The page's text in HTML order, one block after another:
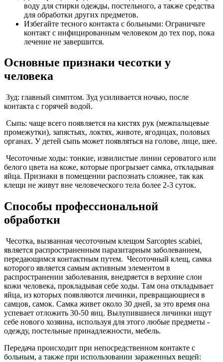
воду для стирки одежды, постельного, а также средства
для обработки других предметов.
Избегайте тесного контакта с больными: Ограничьте
контакт с инфицированным человеком до тех пор, пока
лечение не завершится.
Основные признаки чесотки у
человека
Зуд: главный симптом. Зуд усиливается ночью, после
контакта с горячей водой.
Сыпь: чаще всего появляется на кистях рук (межпальцевые
промежутки), запястьях, локтях, животе, ягодицах, половых
органах. У детей сыпь может появляться на голове, лице, шее.
Чесоточные ходы: тонкие, извилистые линии сероватого или
белого цвета на коже, которые прогрызает самка, откладывая
яйца. Признаки в помещении распознать сложнее, так как
клещи не живут вне человеческого тела более 2-3 суток.
Способы профессиональной
обработки
Чесотка, вызванная чесоточным клещом Sarcoptes scabiei,
является распространенным паразитарным заболеванием,
передающимся контактным путем. Чесоточный клещ, самка
которого является самым активным элементом в
распространении заболевания, внедряется в верхние слои
кожи человека, прокладывая себе ходы. Там она откладывает
яйца, из которых появляются личинки, превращающиеся в
самцов, самок. Самка живет около 30 дней, за это время она
успевает отложить 30-50 яиц. Вылупившиеся личинки ищут
себе нового хозяина, используя для этого любые предметы -
одежду, постельные принадлежности, мебель.
Передача происходит при непосредственном контакте с
больным, а также при использовании зараженных вещей: